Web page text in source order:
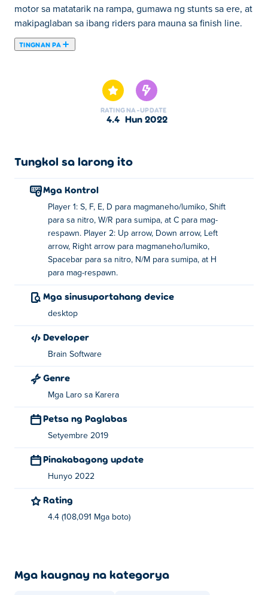
motor sa matatarik na rampa, gumawa ng stunts sa ere, at
makipaglaban sa ibang riders para mauna sa finish line.
TINGNAN PA
RATING
4.4
NA-UPDATE
Hun 2022
Tungkol sa larong ito
Mga Kontrol
Player 1: S, F, E, D para magmaneho/lumiko, Shift
para sa nitro, W/R para sumipa, at C para mag-
respawn. Player 2: Up arrow, Down arrow, Left
arrow, Right arrow para magmaneho/lumiko,
Spacebar para sa nitro, N/M para sumipa, at H
para mag-respawn.
Mga sinusuportahang device
desktop
Developer
Brain Software
Genre
Mga Laro sa Karera
Petsa ng Paglabas
Setyembre 2019
Pinakabagong update
Hunyo 2022
Rating
4.4 (108,091 Mga boto)
Mga kaugnay na kategorya